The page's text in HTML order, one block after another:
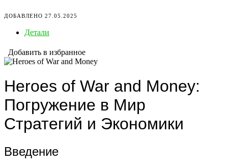
ДОБАВЛЕНО 27.05.2025
Детали
Добавить в избранное
Heroes of War and Money:
Погружение в Мир
Стратегий и Экономики
Введение